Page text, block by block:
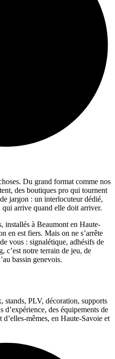
Du grand format comme nos
des boutiques pro qui tournent
jargon : un interlocuteur dédié,
arrive quand elle doit arriver.
installés à Beaumont en Haute-
en est fiers. Mais on ne s’arrête
vous : signalétique, adhésifs de
c’est notre terrain de jeu, de
bassin genevois.
stands, PLV, décoration, supports
des équipements de
mêmes, en Haute-Savoie et